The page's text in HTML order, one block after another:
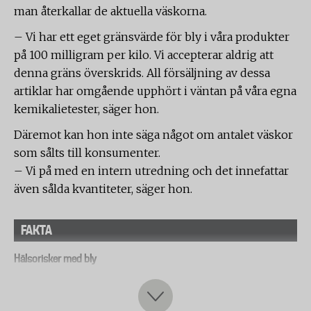
man återkallar de aktuella väskorna.
– Vi har ett eget gränsvärde för bly i våra produkter
på 100 milligram per kilo. Vi accepterar aldrig att
denna gräns överskrids. All försäljning av dessa
artiklar har omgående upphört i väntan på våra egna
kemikalietester, säger hon.
Däremot kan hon inte säga något om antalet väskor
som sålts till konsumenter.
– Vi på med en intern utredning och det innefattar
även sålda kvantiteter, säger hon.
FAKTA
Hälsorisker med bly
Bly är ett mycket giftigt ämne som kan ge skador på
nervsystemet och medföra försämrad intellektuell